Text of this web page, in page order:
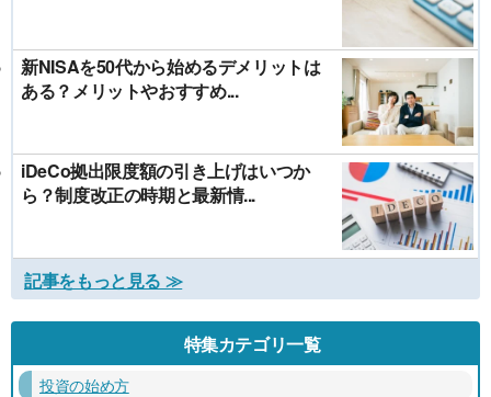
新NISAを50代から始めるデメリットは
ある？メリットやおすすめ...
iDeCo拠出限度額の引き上げはいつか
ら？制度改正の時期と最新情...
記事をもっと見る ≫
特集カテゴリ一覧
投資の始め方